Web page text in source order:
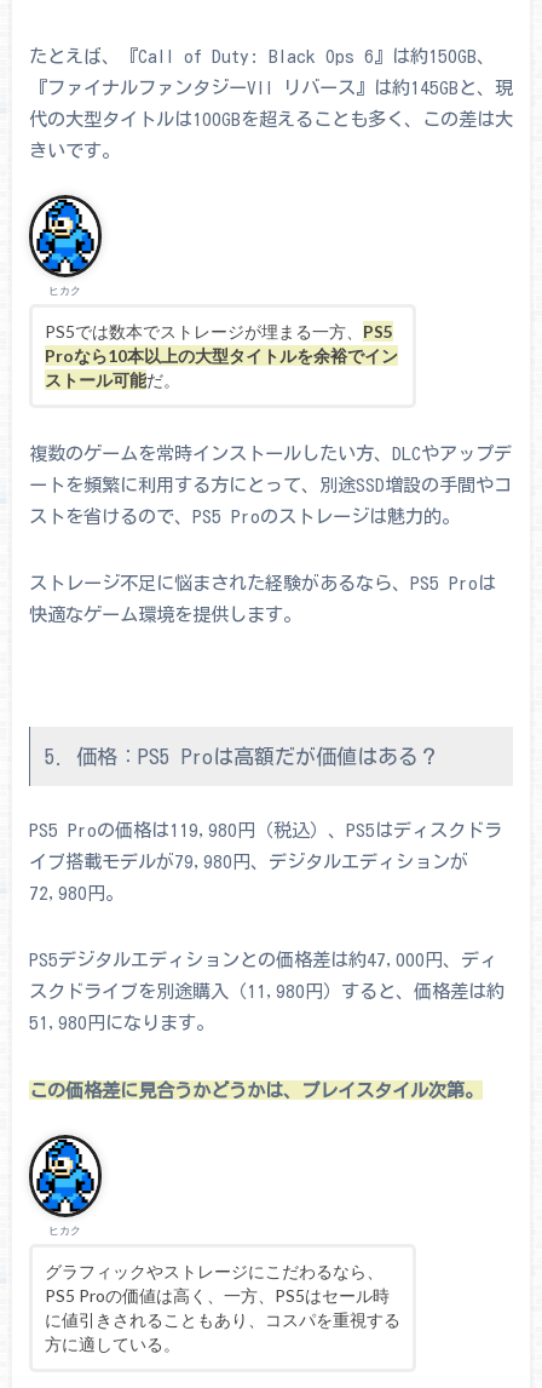
たとえば、『Call of Duty: Black Ops 6』は約150GB、
『ファイナルファンタジーVII リバース』は約145GBと、現
代の大型タイトルは100GBを超えることも多く、この差は大
きいです。
ヒカク
PS5では数本でストレージが埋まる一方、 PS5
Proなら10本以上の大型タイトルを余裕でイン
ストール可能だ。
複数のゲームを常時インストールしたい方、DLCやアップデ
ートを頻繁に利用する方にとって、別途SSD増設の手間やコ
ストを省けるので、PS5 Proのストレージは魅力的。
ストレージ不足に悩まされた経験があるなら、PS5 Proは
快適なゲーム環境を提供します。
5. 価格：PS5 Proは高額だが価値はある？
PS5 Proの価格は119,980円（税込）、PS5はディスクドラ
イブ搭載モデルが79,980円、デジタルエディションが
72,980円。
PS5デジタルエディションとの価格差は約47,000円、ディ
スクドライブを別途購入（11,980円）すると、価格差は約
51,980円になります。
この価格差に見合うかどうかは、プレイスタイル次第。
ヒカク
グラフィックやストレージにこだわるなら、
PS5 Proの価値は高く、一方、PS5はセール時
に値引きされることもあり、コスパを重視する
方に適している。